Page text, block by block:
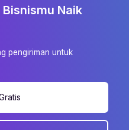
Naik
pengiriman untuk